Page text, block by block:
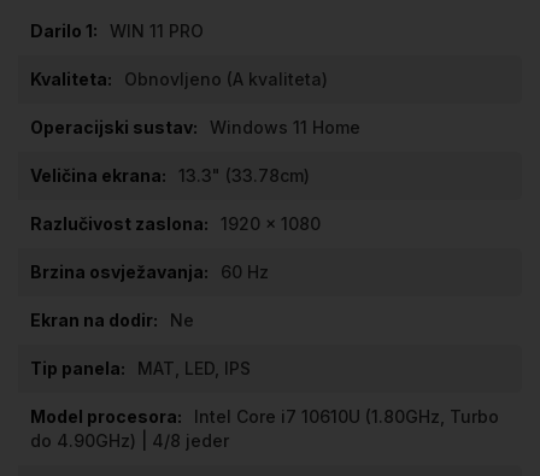
informacija
WIN 11 PRO
Obnovljeno (A kvaliteta)
Windows 11 Home
13.3" (33.78cm)
1920 x 1080
60 Hz
Ne
MAT, LED, IPS
Intel Core i7 10610U (1.80GHz, Turbo
do 4.90GHz) | 4/8 jeder